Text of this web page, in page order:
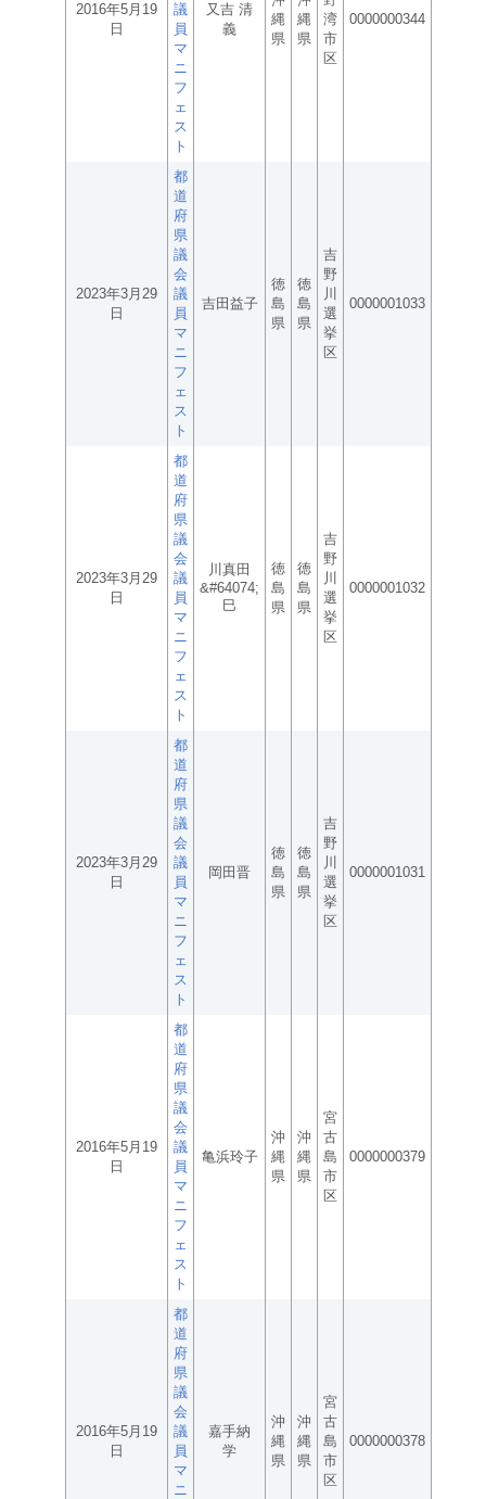
2016年5月19
日
議
員
マ
ニ
フ
ェ
ス
ト
又吉 清
義
縄
県
縄
県
湾
市
区
0000000344
2023年3月29
日
都
道
府
県
議
会
議
員
マ
ニ
フ
ェ
ス
ト
吉田益子
徳
島
県
徳
島
県
吉
野
川
選
挙
区
0000001033
2023年3月29
日
都
道
府
県
議
会
議
員
マ
ニ
フ
ェ
ス
ト
川真田
&#64074;
巳
徳
島
県
徳
島
県
吉
野
川
選
挙
区
0000001032
2023年3月29
日
都
道
府
県
議
会
議
員
マ
ニ
フ
ェ
ス
ト
岡田晋
徳
島
県
徳
島
県
吉
野
川
選
挙
区
0000001031
2016年5月19
日
都
道
府
県
議
会
議
員
マ
ニ
フ
ェ
ス
ト
亀浜玲子
沖
縄
県
沖
縄
県
宮
古
島
市
区
0000000379
2016年5月19
日
都
道
府
県
議
会
議
員
マ
ニ
嘉手納
学
沖
縄
県
沖
縄
県
宮
古
島
市
区
0000000378